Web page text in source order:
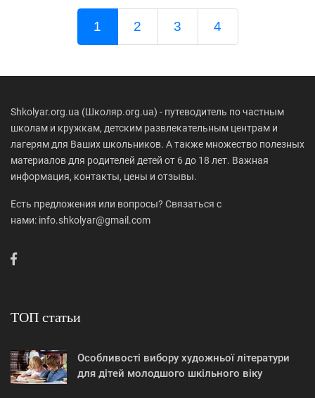
1 2 3 4
Shkolyar.org.ua (Школяр.org.ua) - путеводитель по частным
школам и кружкам, детским развлекательным центрам и
лагерям для Ваших школьников. А также множество полезных
материалов для родителей детей от 6 до 18 лет. Важная
информация, контакты, цены и отзывы.
Есть предложения или вопросы? Связаться с
нами: info.shkolyar@gmail.com
ТОП статьи
Особливості вибору художньої літератури
для дітей молодшого шкільного віку